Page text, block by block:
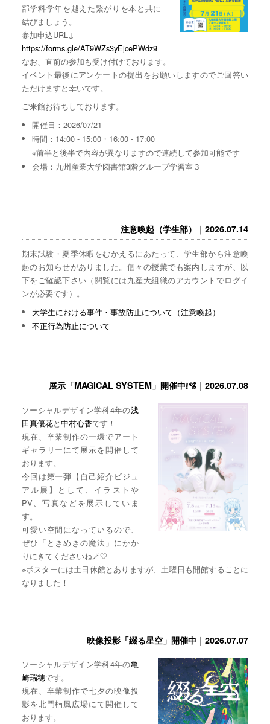
部学科学年を越えた繋がりを本と共に
結びましょう。
参加申込URL↓
https://forms.gle/AT9WZs3yEjcePWdz9
なお、直前の参加も受け付けております。
イベント最後にアンケートの提出をお願いしますのでご回答い
ただけますと幸いです。
ご来館お待ちしております。
開催日：2026/07/21
時間：14:00 - 15:00・16:00 - 17:00
※前半と後半で内容が異なりますので連続して参加可能です
会場：九州産業大学図書館3階グループ学習室３
注意喚起（学生部）｜2026.07.14
期末試験・夏季休暇をむかえるにあたって、学生部から注意喚
起のお知らせがありました。個々の授業でも案内しますが、以
下をご確認下さい（閲覧には九産大組織のアカウントでログイ
ンが必要です）。
大学生における事件・事故防止について（注意喚起）
不正行為防止について
展示「MAGICAL SYSTEM」開催中❕🫧｜2026.07.08
ソーシャルデザイン学科4年の浅
田真優花と中村心香です！
現在、卒業制作の一環でアート
ギャラリーにて展示を開催して
おります。
今回は第一弾【自己紹介ビジュ
アル展】として、イラストや
PV、写真などを展示していま
す。
可愛い空間になっているので、
ぜひ「ときめきの魔法」にかか
りにきてくださいね🪄🤍
※ポスターには土日休館とありますが、土曜日も開館することに
なりました！
映像投影「綴る星空」開催中｜2026.07.07
ソーシャルデザイン学科4年の亀
崎瑞穂です。
現在、卒業制作で七夕の映像投
影を北門楠風広場にて開催して
おります。